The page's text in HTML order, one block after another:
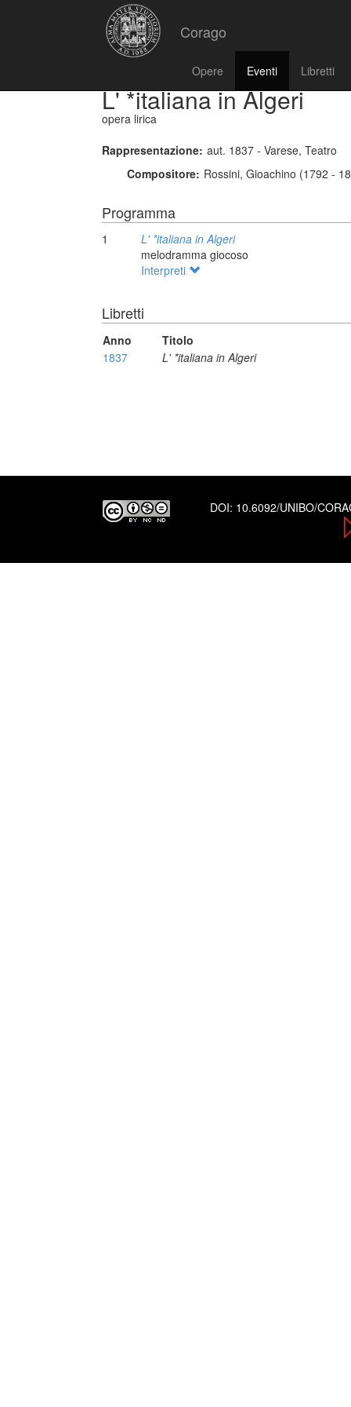
Corago
Opere Eventi Libretti
L' *italiana in Algeri
opera lirica
Rappresentazione: aut. 1837 - Varese, Teatro
Compositore: Rossini, Gioachino (1792 -
Programma
1
L' *italiana in Algeri
melodramma giocoso
Interpreti
Libretti
Anno
Titolo
1837
L' *italiana in Algeri
DOI: 10.6092/UNIBO/